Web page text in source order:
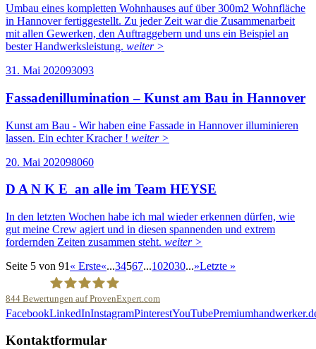
Umbau eines kompletten Wohnhauses auf über 300m2 Wohnfläche
in Hannover fertiggestellt. Zu jeder Zeit war die Zusammenarbeit
mit allen Gewerken, den Auftraggebern und uns ein Beispiel an
bester Handwerksleistung. weiter >
31. Mai 202093093
Fassadenillumination – Kunst am Bau in Hannover
Kunst am Bau - Wir haben eine Fassade in Hannover illuminieren
lassen. Ein echter Kracher ! weiter >
20. Mai 202098060
D A N K E an alle im Team HEYSE
In den letzten Wochen habe ich mal wieder erkennen dürfen, wie
gut meine Crew agiert und in diesen spannenden und extrem
fordernden Zeiten zusammen steht. weiter >
Seite 5 von 91 « Erste«...34567...102030...»Letzte »
844 Bewertungen auf ProvenExpert.com
FacebookLinkedInInstagramPinterestYouTube
Kontaktformular